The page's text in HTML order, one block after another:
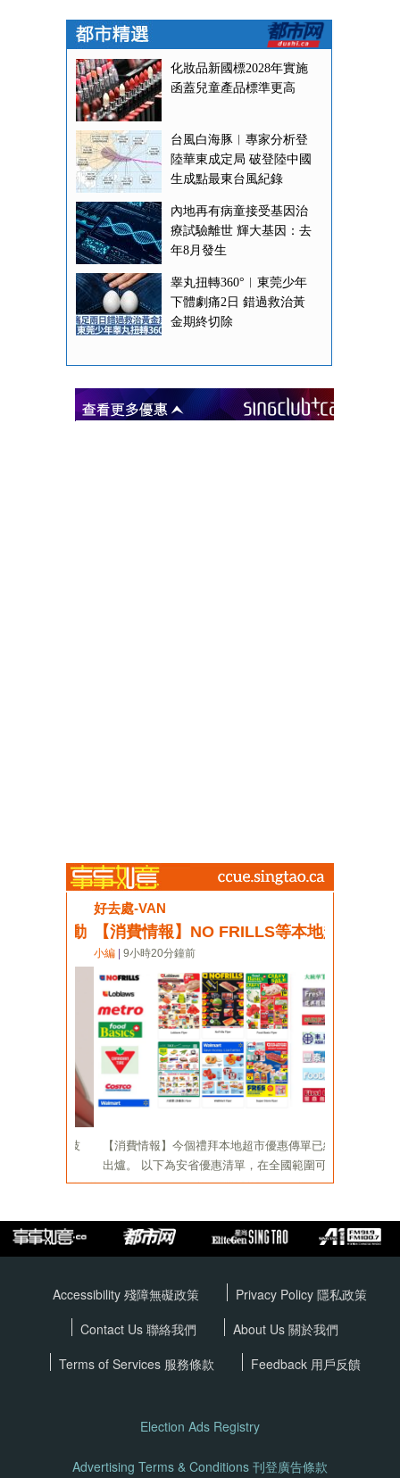
Accessibility 殘障無礙政策 Privacy Policy 隱私政策
Contact Us 聯絡我們
About Us 關於我們
Terms of Services 服務條款 Feedback 用戶反饋
Election Ads Registry
Advertising Terms & Conditions 刊登廣告條款